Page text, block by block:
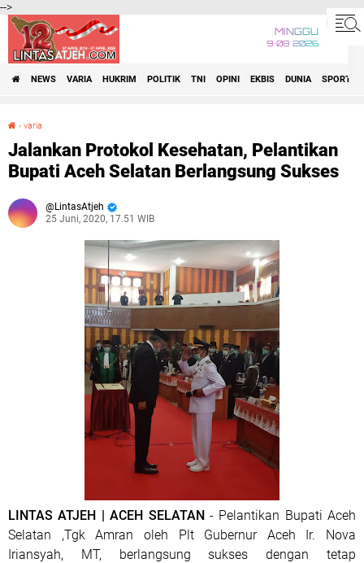
-->
MINGGU
9•08•2026
NEWS VARIA HUKRIM POLITIK TNI OPINI EKBIS DUNIA SPORT
› varia
Jalankan Protokol Kesehatan, Pelantikan
Bupati Aceh Selatan Berlangsung Sukses
LintasAtjeh
25 Juni, 2020, 17.51 WIB
LINTAS ATJEH | ACEH SELATAN - Pelantikan Bupati Aceh
Selatan ,Tgk Amran oleh Plt Gubernur Aceh Ir. Nova
Iriansyah, MT, berlangsung sukses dengan tetap